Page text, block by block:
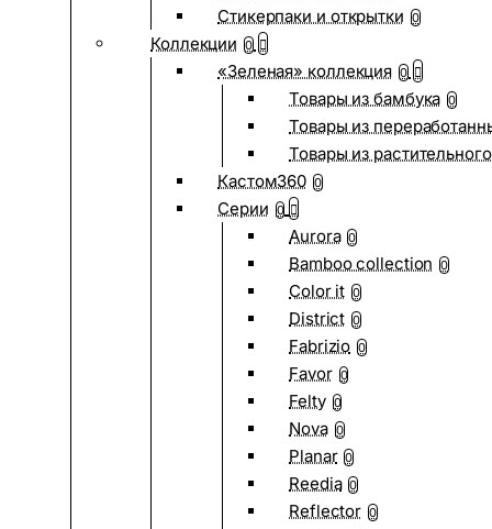
Стикерпаки и открытки 0
Коллекции 0
«Зеленая» коллекция 0
Товары из бамбука 0
Товары из
Товары из
Кастом360 0
Серии 0
Aurora 0
Bamboo collection 0
Color it 0
District 0
Fabrizio 0
Favor 0
Felty 0
Nova 0
Planar 0
Reedia 0
Reflector 0